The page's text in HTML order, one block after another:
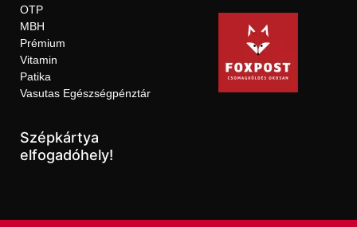
OTP
MBH
Prémium
Vitamin
Patika
Vasutas Egészségpénztár
Szépkártya
elfogadóhely!